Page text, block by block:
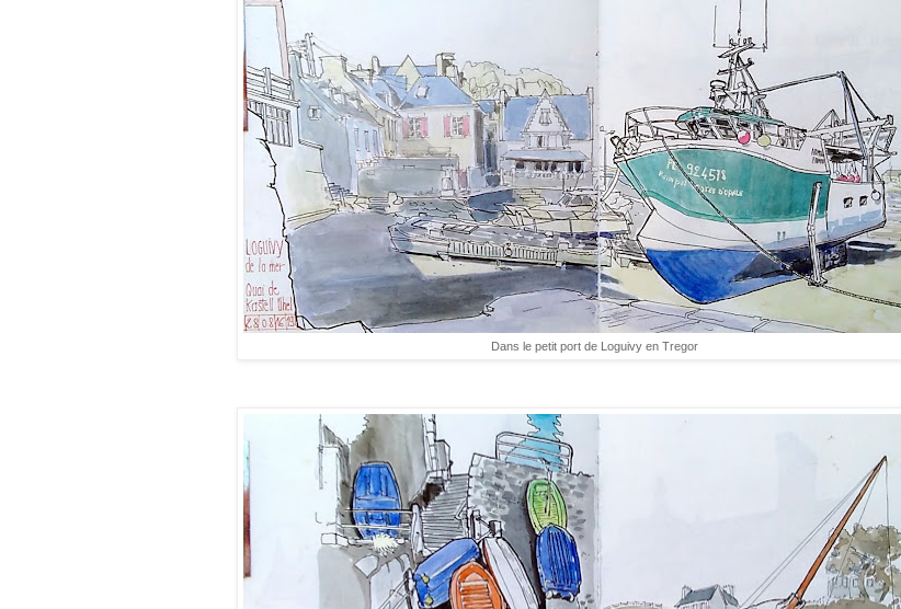
Dans le petit port de Loguivy en Tregor